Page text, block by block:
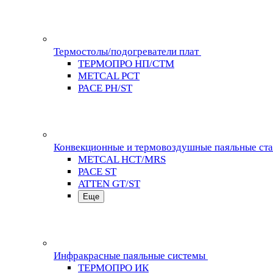
Термостолы/подогреватели плат
ТЕРМОПРО НП/СТМ
METCAL PCT
PACE PH/ST
Конвекционные и термовоздушные паяльные
METCAL HCT/MRS
PACE ST
ATTEN GT/ST
Еще
Инфракрасные паяльные системы
ТЕРМОПРО ИК